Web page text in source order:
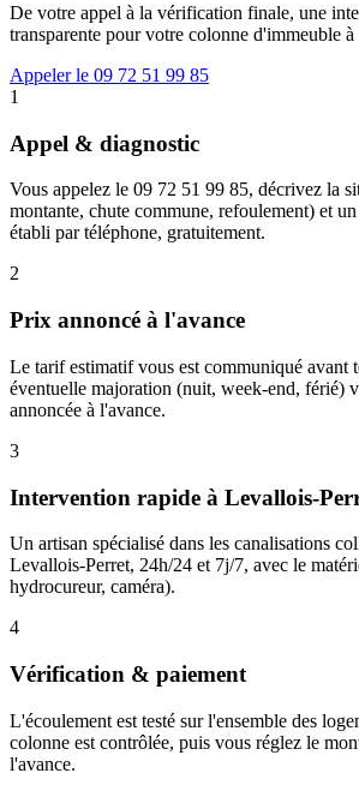
De votre appel à la vérification finale, une
transparente pour votre colonne d'immeuble
Appeler le 09 72 51 99 85
1
Appel & diagnostic
Vous appelez le 09 72 51 99 85, décrivez la
montante, chute commune, refoulement) et
établi par téléphone, gratuitement.
2
Prix annoncé à l'avance
Le tarif estimatif vous est communiqué avant
éventuelle majoration (nuit, week-end, férié)
annoncée à l'avance.
3
Intervention rapide à Levallois-
Un artisan spécialisé dans les canalisations
Levallois-Perret, 24h/24 et 7j/7, avec le
hydrocureur, caméra).
4
Vérification & paiement
L'écoulement est testé sur l'ensemble des
colonne est contrôlée, puis vous réglez le
l'avance.